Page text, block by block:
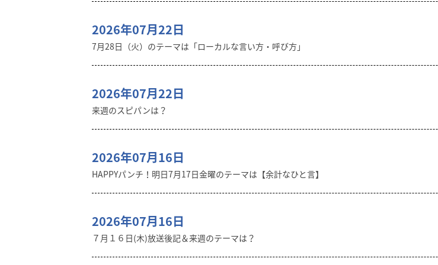
2026年07月22日
7月28日（火）のテーマは「ローカルな言い方・呼び方」
2026年07月22日
来週のスピパンは？
2026年07月16日
HAPPYパンチ！明日7月17日金曜のテーマは【余計なひと言】
2026年07月16日
７月１６日(木)放送後記＆来週のテーマは？